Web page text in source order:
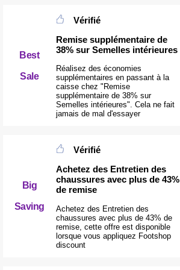
Best
Sale
Vérifié
Remise supplémentaire de
38% sur Semelles intérieures
Réalisez des économies
supplémentaires en passant à la
caisse chez "Remise
supplémentaire de 38% sur
Semelles intérieures". Cela ne fait
jamais de mal d'essayer
Big
Saving
Vérifié
Achetez des Entretien des
chaussures avec plus de 43%
de remise
Achetez des Entretien des
chaussures avec plus de 43% de
remise, cette offre est disponible
lorsque vous appliquez Footshop
discount